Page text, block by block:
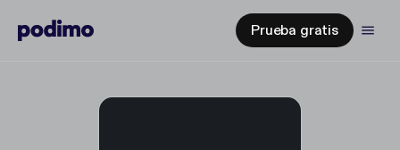
Prueba gratis